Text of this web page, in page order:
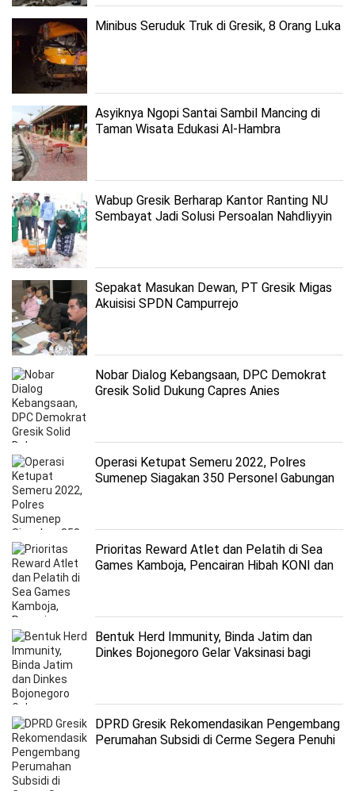
Minibus Seruduk Truk di Gresik, 8 Orang Luka
Asyiknya Ngopi Santai Sambil Mancing di
Taman Wisata Edukasi Al-Hambra
Wabup Gresik Berharap Kantor Ranting NU
Sembayat Jadi Solusi Persoalan Nahdliyyin
Sepakat Masukan Dewan, PT Gresik Migas
Akuisisi SPDN Campurrejo
Nobar Dialog Kebangsaan, DPC Demokrat
Gresik Solid Dukung Capres Anies
Operasi Ketupat Semeru 2022, Polres
Sumenep Siagakan 350 Personel Gabungan
Prioritas Reward Atlet dan Pelatih di Sea
Games Kamboja, Pencairan Hibah KONI dan
Bentuk Herd Immunity, Binda Jatim dan
Dinkes Bojonegoro Gelar Vaksinasi bagi
DPRD Gresik Rekomendasikan Pengembang
Perumahan Subsidi di Cerme Segera Penuhi